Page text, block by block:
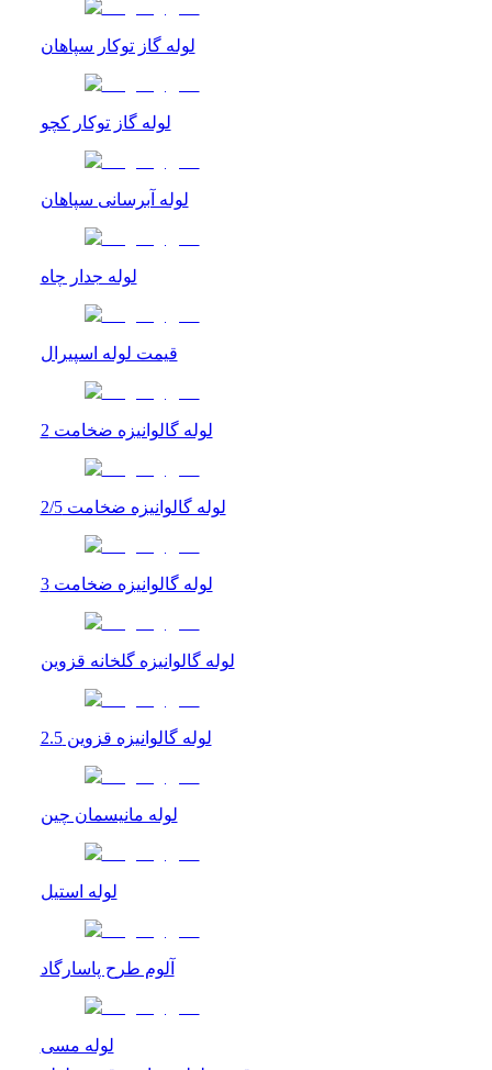
لوله گاز توکار سپاهان
لوله گاز توکار کچو
لوله آبرسانی سپاهان
لوله جدار چاه
قیمت لوله اسپیرال
لوله گالوانیزه ضخامت 2
لوله گالوانیزه ضخامت 2/5
لوله گالوانیزه ضخامت 3
لوله گالوانیزه گلخانه قزوین
لوله گالوانیزه قزوین 2.5
لوله مانیسمان چین
لوله استیل
آلوم طرح پاسارگاد
لوله مسی